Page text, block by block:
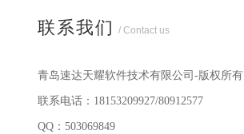
联系我们 / Contact us
青岛速达天耀软件技术有限公司-版权所有
联系电话：18153209927/80912577
QQ：503069849